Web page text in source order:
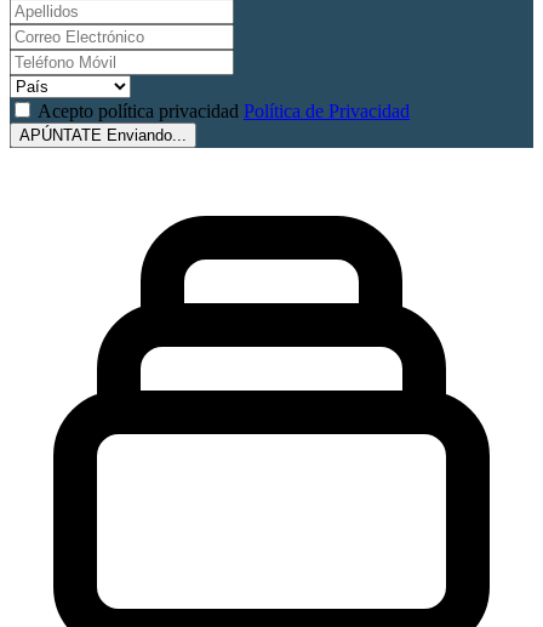
Acepto política privacidad Política de Privacidad
APÚNTATE Enviando...